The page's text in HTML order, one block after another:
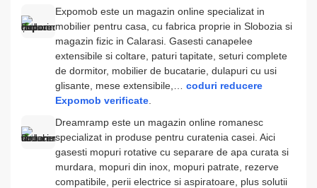
Expomob este un magazin online specializat in
mobilier pentru casa, cu fabrica proprie in Slobozia si
magazin fizic in Calarasi. Gasesti canapelee
extensibile si coltare, paturi tapitate, seturi complete
de dormitor, mobilier de bucatarie, dulapuri cu usi
glisante, mese extensibile,… coduri reducere
Expomob verificate
Dreamramp este un magazin online romanesc
specializat in produse pentru curatenia casei. Aici
gasesti mopuri rotative cu separare de apa curata si
murdara, mopuri din inox, mopuri patrate, rezerve
compatibile, perii electrice si aspiratoare, plus solutii